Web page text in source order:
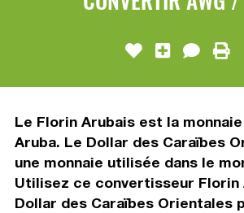
Le Florin Arubais est la
Aruba. Le Dollar des Caraïbes
une monnaie utilisée dans le
Utilisez ce convertisseur Florin
Dollar des Caraïbes Orientales